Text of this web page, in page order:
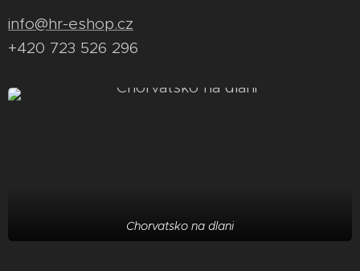
info@hr-eshop.cz
+420 723 526 296
Chorvatsko na dlani